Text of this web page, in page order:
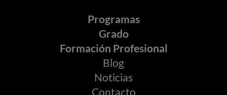
Programas
Grado
Formación Profesional
Blog
Noticias
Contacto